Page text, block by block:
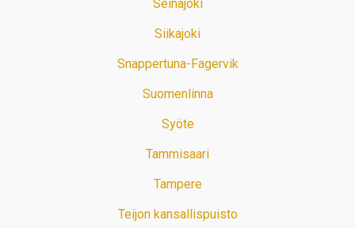
Seinäjoki
Siikajoki
Snappertuna-Fagervik
Suomenlinna
Syöte
Tammisaari
Tampere
Teijon kansallispuisto